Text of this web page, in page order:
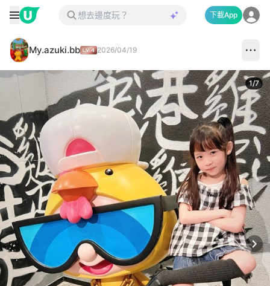
下載App
My.azuki.bb 2026/04/19
1/7